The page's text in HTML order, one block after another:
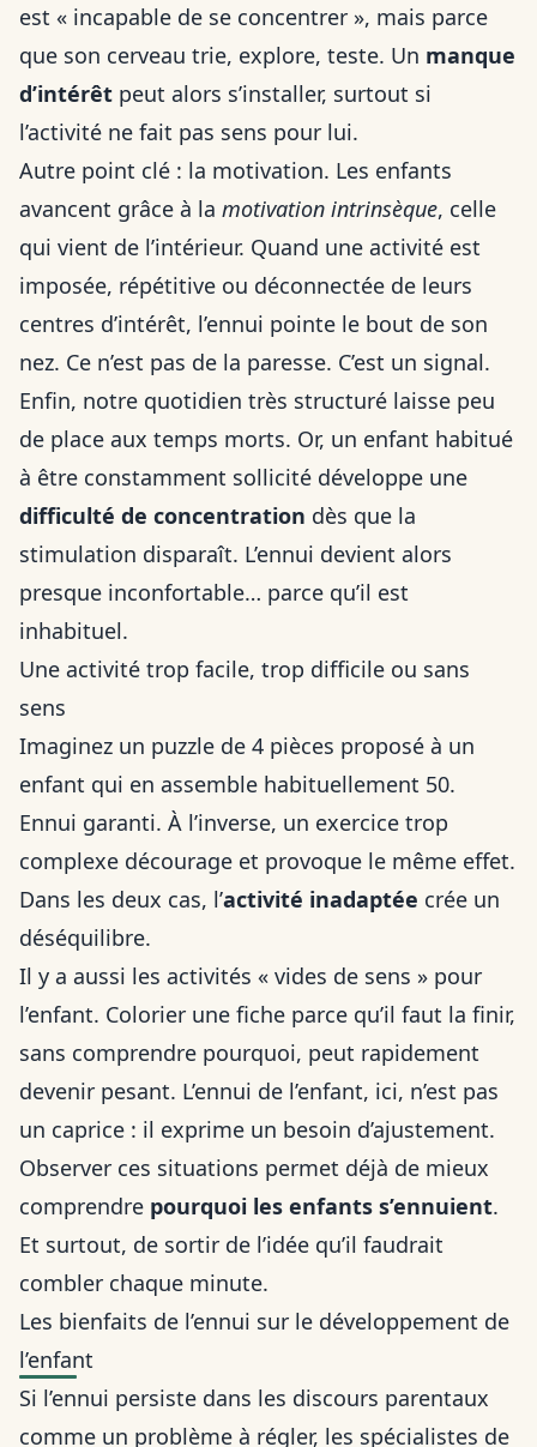
est « incapable de se concentrer », mais parce
que son cerveau trie, explore, teste. Un manque
d’intérêt peut alors s’installer, surtout si
l’activité ne fait pas sens pour lui.
Autre point clé : la motivation. Les enfants
avancent grâce à la motivation intrinsèque, celle
qui vient de l’intérieur. Quand une activité est
imposée, répétitive ou déconnectée de leurs
centres d’intérêt, l’ennui pointe le bout de son
nez. Ce n’est pas de la paresse. C’est un signal.
Enfin, notre quotidien très structuré laisse peu
de place aux temps morts. Or, un enfant habitué
à être constamment sollicité développe une
difficulté de concentration dès que la
stimulation disparaît. L’ennui devient alors
presque inconfortable… parce qu’il est
inhabituel.
Une activité trop facile, trop difficile ou sans
sens
Imaginez un puzzle de 4 pièces proposé à un
enfant qui en assemble habituellement 50.
Ennui garanti. À l’inverse, un exercice trop
complexe décourage et provoque le même effet.
Dans les deux cas, l’activité inadaptée crée un
déséquilibre.
Il y a aussi les activités « vides de sens » pour
l’enfant. Colorier une fiche parce qu’il faut la finir,
sans comprendre pourquoi, peut rapidement
devenir pesant. L’ennui de l’enfant, ici, n’est pas
un caprice : il exprime un besoin d’ajustement.
Observer ces situations permet déjà de mieux
comprendre pourquoi les enfants s’ennuient.
Et surtout, de sortir de l’idée qu’il faudrait
combler chaque minute.
Les bienfaits de l’ennui sur le développement de
l’enfant
Si l’ennui persiste dans les discours parentaux
comme un problème à régler, les spécialistes de